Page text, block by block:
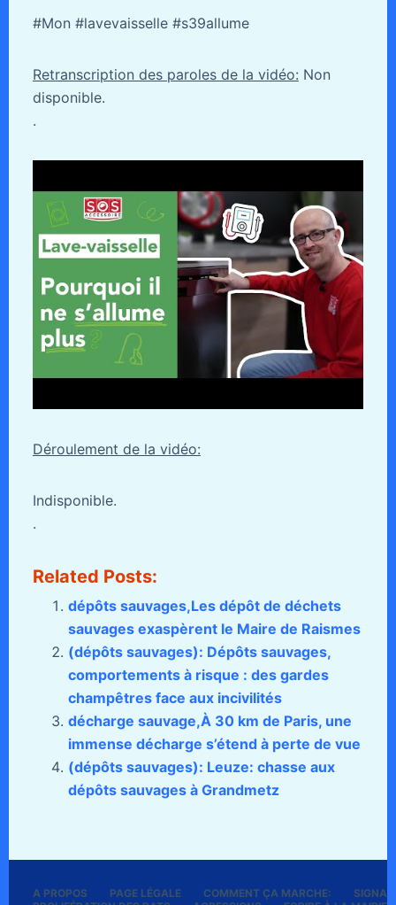
#Mon #lavevaisselle #s39allume
Retranscription des paroles de la vidéo: Non
disponible.
.
Déroulement de la vidéo:
Indisponible.
.
Related Posts:
dépôts sauvages,Les dépôt de déchets
sauvages exaspèrent le Maire de Raismes
(dépôts sauvages): Dépôts sauvages,
comportements à risque : des gardes
champêtres face aux incivilités
décharge sauvage,À 30 km de Paris, une
immense décharge s’étend à perte de vue
(dépôts sauvages): Leuze: chasse aux
dépôts sauvages à Grandmetz
A PROPOS PAGE LÉGALE COMMENT ÇA MARCHE: